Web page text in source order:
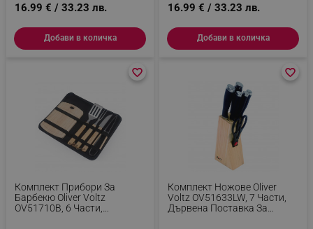
16.99 € / 33.23 лв.
Добави в количка
16.99 € / 33.23 лв.
Добави в количка
Комплект Прибори За
Барбекю Oliver Voltz
OV51710B, 6 Части,
favorite_border
favorite_border
Комплект Ножове Oliver
Voltz OV51633LW, 7 Части,
Дървена Поставка За
favorite_border
favorite_border